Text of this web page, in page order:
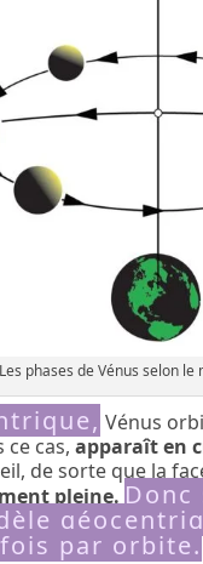
Les phases de Vénus selon
Vénus
ce cas,apparaît en
de sorte que la
pleine.
par orbite.